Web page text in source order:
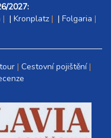
2027:
| Kronplatz | Folgaria
Cestovní pojištění